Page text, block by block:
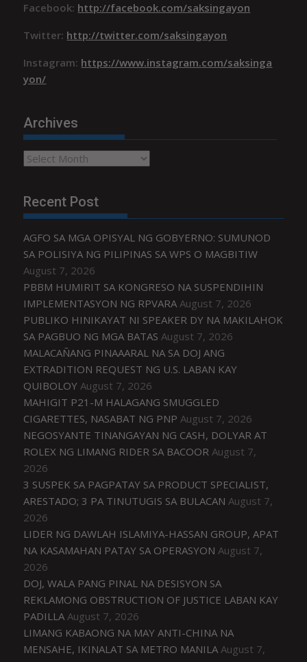
Facebook: http://facebook.com/saksingayon
Twitter: http://twitter.com/saksingayon
Instagram: https://www.instagram.com/saksinga
yon/
Archives
Archives
Recent Post
AGFO SA MGA OPISYAL NG GOBYERNO: SUMUNOD
SA POLISIYA NG PILIPINAS SA WPS O MAGBITIW
August 7, 2026
PBBM HUMIRIT SA KONGRESO NA SUSPENDIHIN
IMPLEMENTASYON NG RPVARA August 7, 2026
PUBLIKO HINIKAYAT NI SPEAKER DY NA MAKILAHOK
SA PAGBUO NG MGA BATAS August 7, 2026
MALACAÑANG PINAAARAL NA SA DOJ ANG
EXTRADITION REQUEST NG U.S. LABAN KAY
QUIBOLOY August 7, 2026
MAHIGIT P21-M HALAGANG SMUGGLED
CIGARETTES, NASABAT NG PNP August 7, 2026
NEGOSYANTE TINANGAYAN NG CASH, DOLYAR AT
ROLEX NG LIMANG RIDER SA BACOOR August 7,
2026
3 SUSPEK SA PAGPATAY SA PRODUCT SPECIALIST,
ARESTADO; 3 PA TINUTUGIS SA BULACAN August 7,
2026
LIDER NG DAWLAH ISLAMIYA-HASSAN GROUP, APAT
NA KASAMAHAN PATAY SA OPERASYON August 7,
2026
DOJ, WALA PANG PINAL NA DESISYON SA
REKLAMONG OBSTRUCTION OF JUSTICE LABAN KAY
PADILLA August 7, 2026
LIMANG KABAONG NA MAY ANTI-CHINA NA
MENSAHE, IKINALAT SA METRO MANILA August 7,